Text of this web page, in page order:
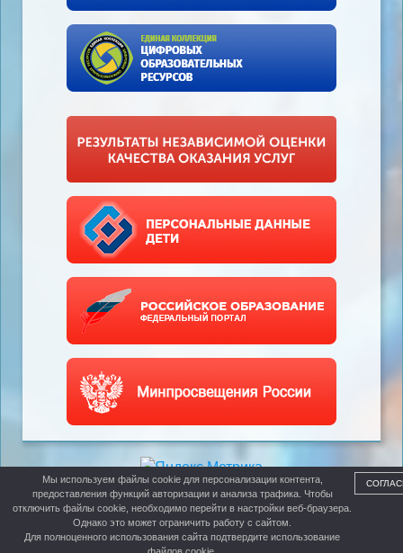
Мы используем файлы cookie для персонализации контента,
предоставления функций авторизации и анализа трафика. Чтобы
отключить файлы cookie, необходимо перейти в настройки веб-браузера.
Однако это может ограничить работу с сайтом.
Для полноценного использования сайта подтвердите использование